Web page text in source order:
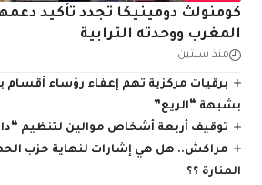
كومنولث دومينيكا تجدد تأكيد
المغرب ووحدته الترابية
منذ سنتين
برقيات مركزية تهم إعفاء رؤساء أقسام
بشبهة “الريع”
توقيف أربعة أشخاص موالين لتنظيم
مراكش.. هل هي إشارات لنهاية حزب
المنارة ؟؟